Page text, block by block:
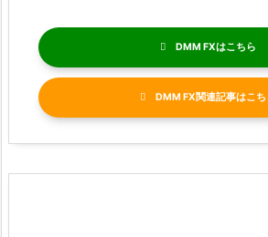
DMM FX
DMM FX関連記事